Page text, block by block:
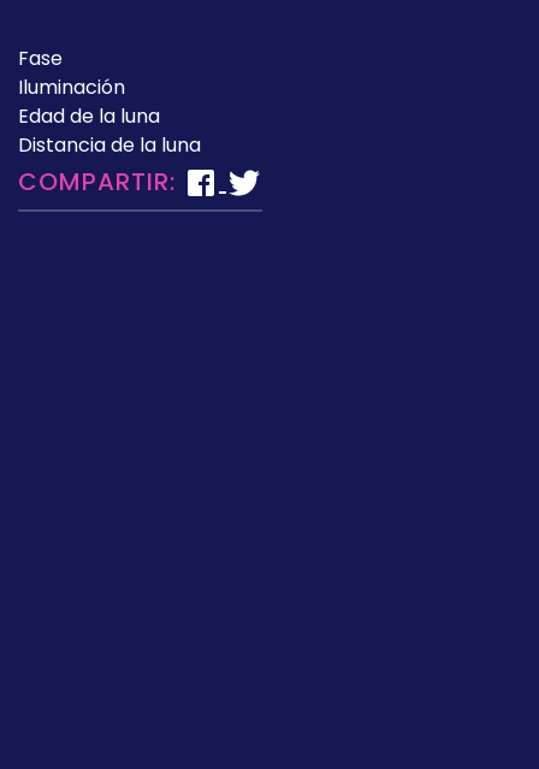
Fase
Iluminación
Edad de la luna
Distancia de la luna
COMPARTIR: